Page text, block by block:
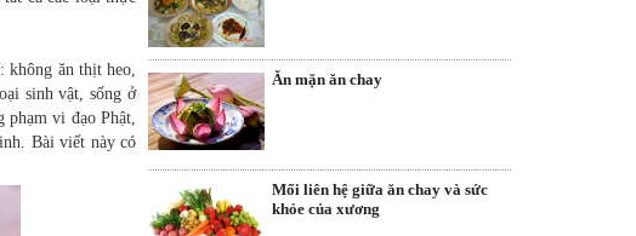
không ăn thịt heo,
sinh vật, sống ở
vi đạo Phật,
Bài viết này có
Ăn mặn ăn chay
Mối liên hệ giữa ăn chay và sức
khỏe của xương